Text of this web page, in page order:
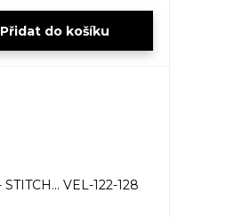
Přidat do košíku